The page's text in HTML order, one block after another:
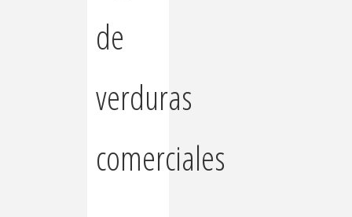
de
verduras
comerciales